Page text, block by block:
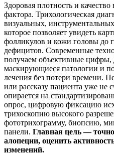
Здоровая плотность и
фактора. Трихологическая
визуальных,
которое позволяет увидеть
фолликулов и кожи головы до
дефицитов. Современные
получаем объективные цифры,
маскирующиеся патологии и
лечения без потери времени.
или рассказу пациента уже не
опирается на
опрос, цифровую фиксацию
трихоскопию высокого
фототрихограмму, биопсию,
панели. Главная цель —
алопеции, оценить
изменений.